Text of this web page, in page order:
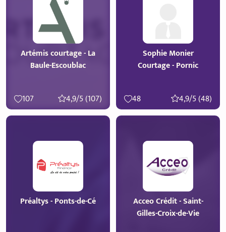
Artémis courtage - La
Baule-Escoublac
107 4,9/5 (107)
Sophie Monier
Courtage - Pornic
48 4,9/5 (48)
Préaltys - Ponts-de-Cé
Acceo Crédit - Saint-
Gilles-Croix-de-Vie